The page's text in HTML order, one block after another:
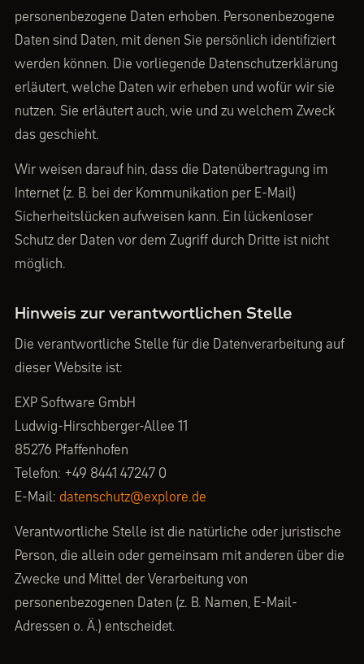
personenbezogene Daten erhoben. Personenbezogene
Daten sind Daten, mit denen Sie persönlich identifiziert
werden können. Die vorliegende Datenschutzerklärung
erläutert, welche Daten wir erheben und wofür wir sie
nutzen. Sie erläutert auch, wie und zu welchem Zweck
das geschieht.
Wir weisen darauf hin, dass die Datenübertragung im
Internet (z. B. bei der Kommunikation per E-Mail)
Sicherheitslücken aufweisen kann. Ein lückenloser
Schutz der Daten vor dem Zugriff durch Dritte ist nicht
möglich.
Hinweis zur verantwortlichen Stelle
Die verantwortliche Stelle für die Datenverarbeitung auf
dieser Website ist:
EXP Software GmbH
Ludwig-Hirschberger-Allee 11
85276 Pfaffenhofen
Telefon: +49 8441 47247 0
E-Mail: datenschutz@explore.de
Verantwortliche Stelle ist die natürliche oder juristische
Person, die allein oder gemeinsam mit anderen über die
Zwecke und Mittel der Verarbeitung von
personenbezogenen Daten (z. B. Namen, E-Mail-
Adressen o. Ä.) entscheidet.